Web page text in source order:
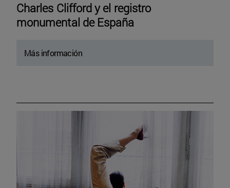
Charles Clifford y el registro
monumental de España
Más información